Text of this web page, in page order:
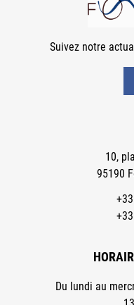
Suivez notre
10,
95190
Du lundi au